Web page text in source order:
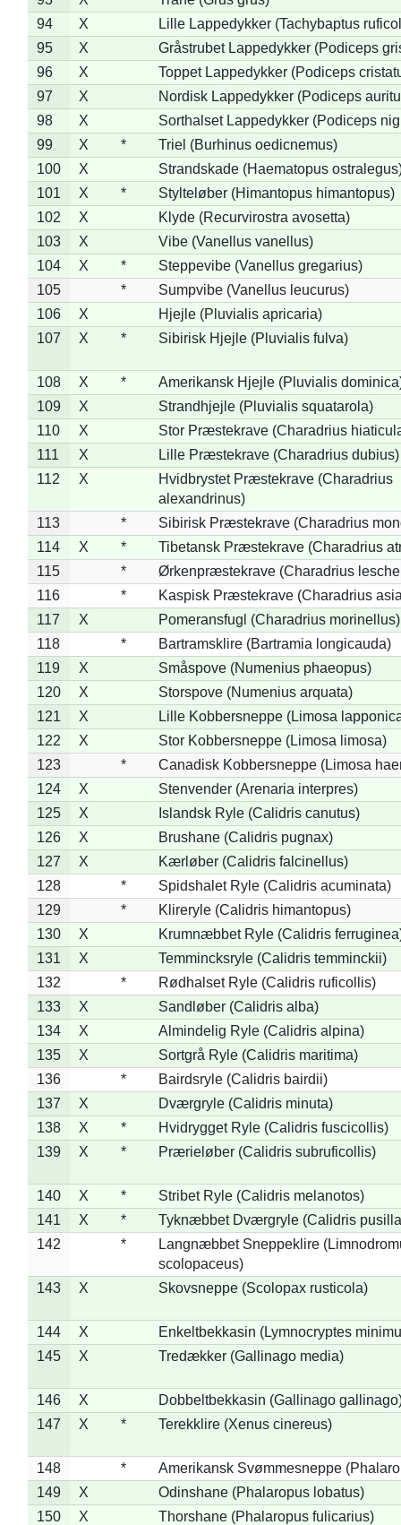
94
X
Lille Lappedykker (Tachybaptus
95
X
Gråstrubet Lappedykker (Podiceps
96
X
Toppet Lappedykker (Podiceps
97
X
Nordisk Lappedykker (Podiceps
98
X
Sorthalset Lappedykker (Podiceps
99
X *
Triel (Burhinus oedicnemus)
100
X
Strandskade (Haematopus
101
X *
Stylteløber (Himantopus himantopus)
102
X
Klyde (Recurvirostra avosetta)
103
X
Vibe (Vanellus vanellus)
104
X *
Steppevibe (Vanellus gregarius)
105
*
Sumpvibe (Vanellus leucurus)
106
X
Hjejle (Pluvialis apricaria)
107
X * Sibirisk Hjejle (Pluvialis fulva)
108 X *
Amerikansk Hjejle (Pluvialis
109
X
Strandhjejle (Pluvialis squatarola)
110
X
Stor Præstekrave (Charadrius
111
X
Lille Præstekrave (Charadrius dubius)
112
X
Hvidbrystet Præstekrave (Charadrius
alexandrinus)
113
*
Sibirisk Præstekrave (Charadrius
114
X *
Tibetansk Præstekrave (Charadrius
115
*
Ørkenpræstekrave (Charadrius
116
*
Kaspisk Præstekrave (Charadrius
117
X
Pomeransfugl (Charadrius morinellus)
118
*
Bartramsklire (Bartramia longicauda)
119
X
Småspove (Numenius phaeopus)
120
X
Storspove (Numenius arquata)
121
X
Lille Kobbersneppe (Limosa
122
X
Stor Kobbersneppe (Limosa limosa)
123
*
Canadisk Kobbersneppe (Limosa
124
X
Stenvender (Arenaria interpres)
125
X
Islandsk Ryle (Calidris canutus)
126
X
Brushane (Calidris pugnax)
127
X
Kærløber (Calidris falcinellus)
128
*
Spidshalet Ryle (Calidris acuminata)
129
*
Klireryle (Calidris himantopus)
130
X
Krumnæbbet Ryle (Calidris
131
X
Temmincksryle (Calidris temminckii)
132
*
Rødhalset Ryle (Calidris ruficollis)
133
X
Sandløber (Calidris alba)
134
X
Almindelig Ryle (Calidris alpina)
135
X
Sortgrå Ryle (Calidris maritima)
136
*
Bairdsryle (Calidris bairdii)
137
X
Dværgryle (Calidris minuta)
138
X *
Hvidrygget Ryle (Calidris fuscicollis)
139
X * Prærieløber (Calidris subruficollis)
140 X *
Stribet Ryle (Calidris melanotos)
141
X *
Tyknæbbet Dværgryle (Calidris
142
*
Langnæbbet Sneppeklire
scolopaceus)
143
X Skovsneppe (Scolopax rusticola)
144 X
Enkeltbekkasin (Lymnocryptes
145
X Tredækker (Gallinago media)
146 X
Dobbeltbekkasin (Gallinago
147
X * Terekklire (Xenus cinereus)
148 *
Amerikansk Svømmesneppe
149
X
Odinshane (Phalaropus lobatus)
150
X
Thorshane (Phalaropus fulicarius)